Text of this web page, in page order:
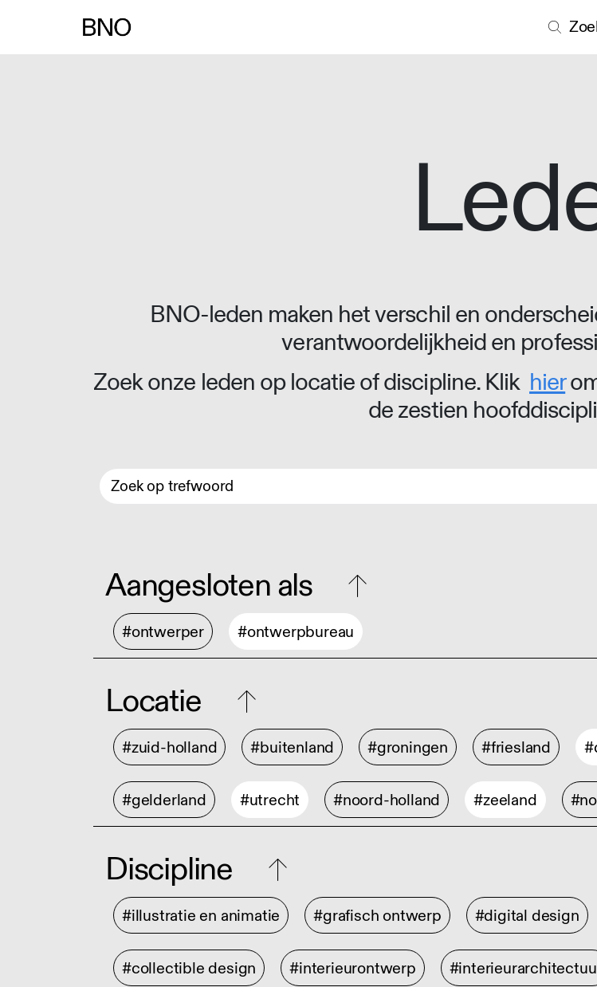
BNO-leden maken het verschil en
verantwoordelijkheid en
Zoek onze leden op locatie of discipline. Klik hier
de zestien
Aangesloten als
#ontwerper #ontwerpbureau
Locatie
#zuid-holland #buitenland #groningen #friesland
#gelderland #utrecht #noord-holland #zeeland
Discipline
#illustratie en animatie #grafisch ontwerp #digital design
#collectible design #interieurontwerp